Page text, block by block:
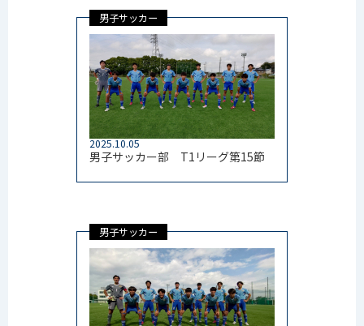
男子サッカー
2025.10.05
男子サッカー部 T1リーグ第15節
男子サッカー